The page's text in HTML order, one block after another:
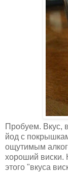
Пробуем. Вкус,
йод с
ощутимым
хороший виски.
этого "вкуса